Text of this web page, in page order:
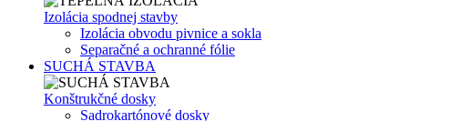
Izolácia spodnej stavby
Izolácia obvodu pivnice a sokla
Separačné a ochranné fólie
SUCHÁ STAVBA
Konštrukčné dosky
Sadrokartónové dosky